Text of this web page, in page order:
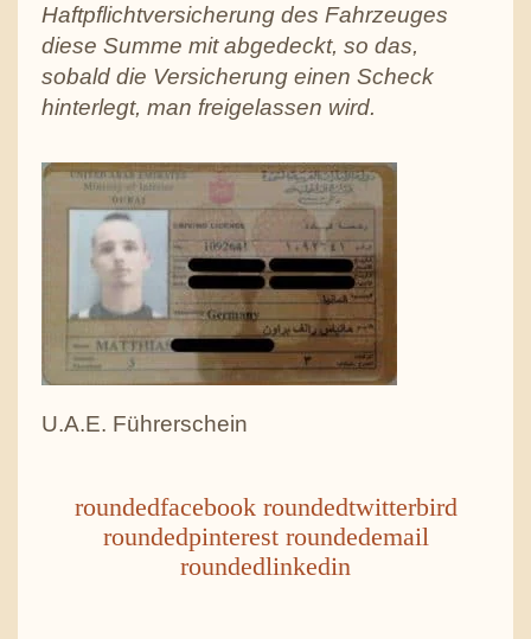
Haftpflichtversicherung des Fahrzeuges
diese Summe mit abgedeckt, so das,
sobald die Versicherung einen Scheck
hinterlegt, man freigelassen wird.
U.A.E. Führerschein
roundedfacebook roundedtwitterbird
roundedpinterest roundedemail
roundedlinkedin